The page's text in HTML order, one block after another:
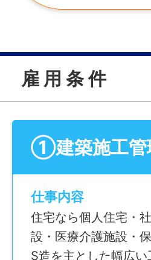
雇 用 条 件
①建築施工管
仕事内容
住宅なら個人住宅・
設・医療介護施設・
S造を主とした幅広